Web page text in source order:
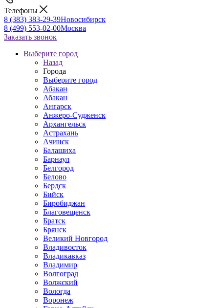
Телефоны
8 (383) 383-29-39Новосибирск
8 (499) 553-02-00Москва
Заказать звонок
Выберите город
Назад
Города
Выберите город
Абакан
Абакан
Ангарск
Анжеро-Судженск
Архангельск
Астрахань
Ачинск
Балашиха
Барнаул
Белгород
Белово
Бердск
Бийск
Биробиджан
Благовещенск
Братск
Брянск
Великий Новгород
Владивосток
Владикавказ
Владимир
Волгоград
Волжский
Вологда
Воронеж